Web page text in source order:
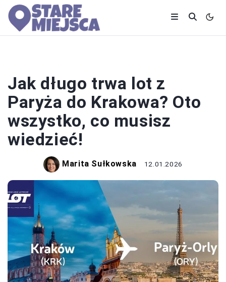
Jak długo trwa lot z
Paryża do Krakowa? Oto
wszystko, co musisz
wiedzieć!
Marita Sułkowska 12.01.2026